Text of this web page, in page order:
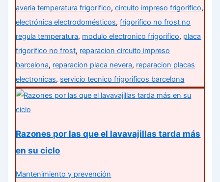
averia temperatura frigorifico,circuito impreso frigorifico,
electrónica electrodomésticos,frigorifico no frost no
regula temperatura, modulo electronico frigorifico, placa
frigorifico no frost, reparacion circuito impreso
barcelona, reparacion placa nevera, reparacion placas
electronicas, servicio tecnico frigorificos barcelona
Razones por las que el lavavajillas tarda más
en su ciclo
Mantenimiento y prevención